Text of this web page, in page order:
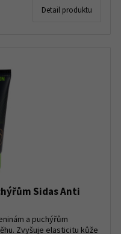
Detail produktu
Sidas Anti
a puchýřům
Zvyšuje elasticitu kůže